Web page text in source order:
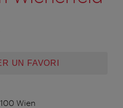
UN FAVORI
Wien